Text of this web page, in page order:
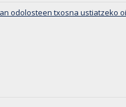
odolosteen txosna ustiatzeko